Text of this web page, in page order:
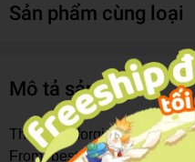
Sản phẩm cùng loại
Mô tả sản phẩm
The gift of forgiveness can
From bestselling author,